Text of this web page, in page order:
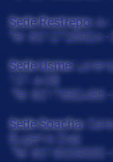
Sede Restrepo:
Tel: 6012726924-
Sede Usme:
101 A-08
Tel: 6017682486 -
Sede Soacha:
Eugenio Diaz
Tel: 6019009330 -